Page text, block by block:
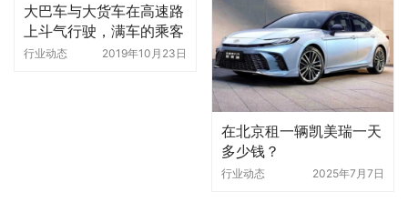
大巴车与大货车在高速路
上斗气行驶，满车的乘客
命悬一线
行业动态 2019年10月23日
在北京租一辆凯美瑞一天
多少钱？
行业动态 2025年7月7日